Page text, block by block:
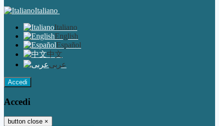
Italiano
Italiano
English
Español
中文
عربى
Accedi
Accedi
button close ×